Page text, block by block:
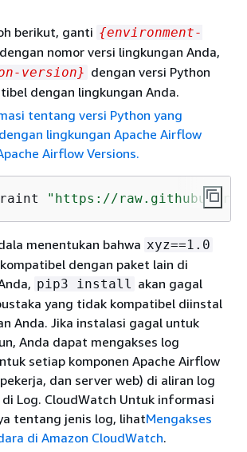
berikut, ganti {environment-
dengan nomor versi lingkungan Anda,
version} dengan versi Python
dengan lingkungan Anda.
tentang versi Python yang
lingkungan Apache Airflow
Airflow Versions.
"https://
menentukan bahwa xyz==1.0
dengan paket lain di
pip3 install akan gagal
yang tidak kompatibel diinstal
Anda. Jika instalasi gagal untuk
Anda dapat mengakses log
setiap komponen Apache Airflow
dan server web) di aliran log
Log. CloudWatch Untuk informasi
tentang jenis log, lihatMengakses
di Amazon CloudWatch.